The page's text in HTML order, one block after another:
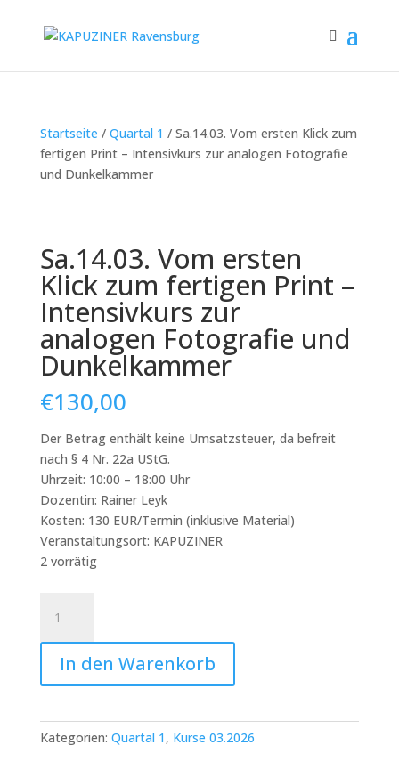
Startseite / Quartal 1 / Sa.14.03. Vom ersten Klick zum
fertigen Print – Intensivkurs zur analogen Fotografie
und Dunkelkammer
Sa.14.03. Vom ersten
Klick zum fertigen Print –
Intensivkurs zur
analogen Fotografie und
Dunkelkammer
€130,00
Der Betrag enthält keine Umsatzsteuer, da befreit
nach § 4 Nr. 22a UStG.
Uhrzeit: 10:00 – 18:00 Uhr
Dozentin: Rainer Leyk
Kosten: 130 EUR/Termin (inklusive Material)
Veranstaltungsort: KAPUZINER
2 vorrätig
Vom
ersten
Klick
zum
Print
-
In den Warenkorb
Kategorien: Quartal 1 , Kurse 03.2026